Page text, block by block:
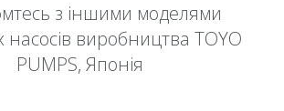
з іншими моделями
виробництва TOYO
PUMPS, Японія